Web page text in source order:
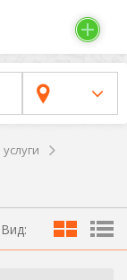
Вид: